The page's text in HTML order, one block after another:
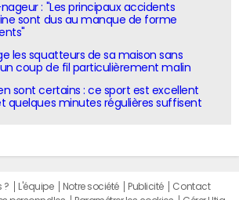
: "Les principaux accidents
sont dus au manque de forme
les squatteurs de sa maison sans
coup de fil particulièrement malin
sont certains : ce sport est excellent
quelques minutes régulières suffisent
? L'équipe Notre société Publicité
Contact